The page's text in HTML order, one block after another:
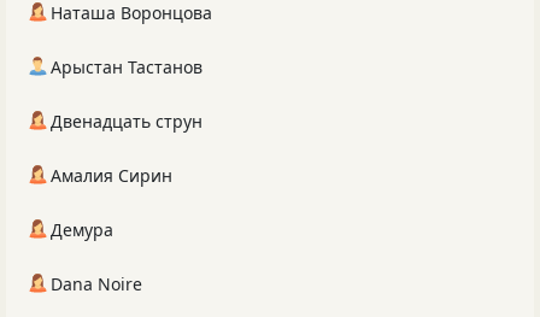
Наташа Воронцова
Арыстан Тастанов
Двенадцать струн
Амалия Сирин
Демура
Dana Noire